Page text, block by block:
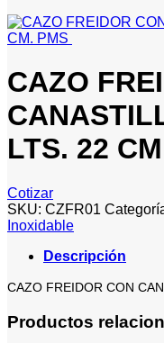
CAZO
LTS. 22
Cotizar
SKU: CZFR01
Inoxidable
Descripción
CAZO FREIDOR CON
Productos